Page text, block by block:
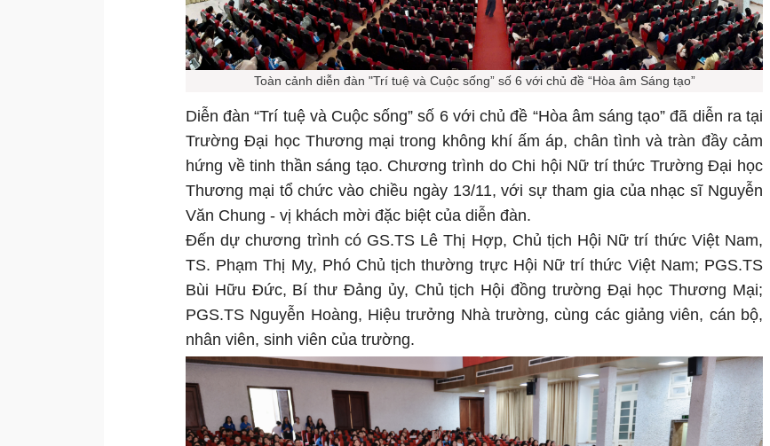
Toàn cảnh diễn đàn "Trí tuệ và Cuộc sống” số 6 với chủ đề “Hòa âm Sáng tạo”
Diễn đàn “Trí tuệ và Cuộc sống” số 6 với chủ đề “Hòa âm sáng tạo” đã diễn ra tại
Trường Đại học Thương mại trong không khí ấm áp, chân tình và tràn đầy cảm
hứng về tinh thần sáng tạo. Chương trình do Chi hội Nữ trí thức Trường Đại học
Thương mại tổ chức vào chiều ngày 13/11, với sự tham gia của nhạc sĩ Nguyễn
Văn Chung - vị khách mời đặc biệt của diễn đàn.
Đến dự chương trình có GS.TS Lê Thị Hợp, Chủ tịch Hội Nữ trí thức Việt Nam,
TS. Phạm Thị Mỵ, Phó Chủ tịch thường trực Hội Nữ trí thức Việt Nam; PGS.TS
Bùi Hữu Đức, Bí thư Đảng ủy, Chủ tịch Hội đồng trường Đại học Thương Mại;
PGS.TS Nguyễn Hoàng, Hiệu trưởng Nhà trường, cùng các giảng viên, cán bộ,
nhân viên, sinh viên của trường.